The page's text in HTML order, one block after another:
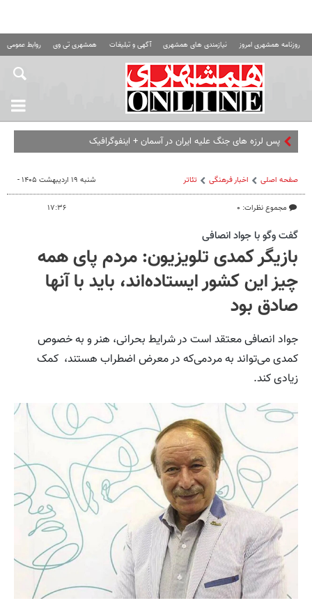
روزنامه همشهری امروز نیازمندی های همشهری آگهی و تبلیغات همشهری تی وی روابط عمومی
پس لرزه های جنگ علیه ایران در آسمان + اینفوگرافیک
صفحه اصلی اخبار فرهنگی تئاتر
مجموع نظرات: ۰
شنبه ۱۹ اردیبهشت ۱۴۰۵ -
۱۷:۳۶
گفت وگو با جواد انصافی
بازیگر کمدی تلویزیون: مردم پای همه
چیز این کشور ایستاده‌اند، باید با آنها
صادق بود
جواد انصافی معتقد است در شرایط بحرانی، هنر و به خصوص
کمدی می‌تواند به مردمی‌که در معرض اضطراب هستند، ‌ کمک
زیادی کند.